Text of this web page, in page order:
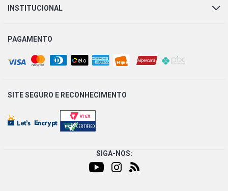
INSTITUCIONAL
PAGAMENTO
SITE SEGURO E RECONHECIMENTO
SIGA-NOS: